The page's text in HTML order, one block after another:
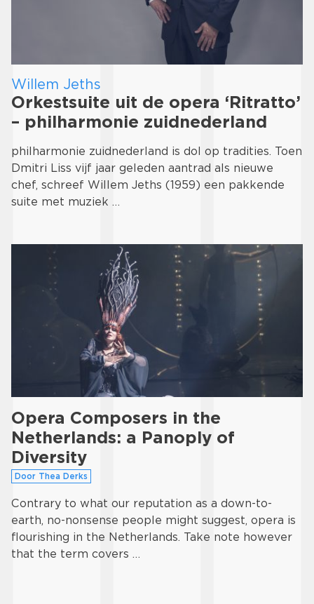
Willem Jeths
Orkestsuite uit de opera ‘Ritratto’
– philharmonie zuidnederland
philharmonie zuidnederland is dol op tradities. Toen
Dmitri Liss vijf jaar geleden aantrad als nieuwe
chef, schreef Willem Jeths (1959) een pakkende
suite met muziek …
Opera Composers in the
Netherlands: a Panoply of
Diversity
Door Thea Derks
Contrary to what our reputation as a down-to-
earth, no-nonsense people might suggest, opera is
flourishing in the Netherlands. Take note however
that the term covers …